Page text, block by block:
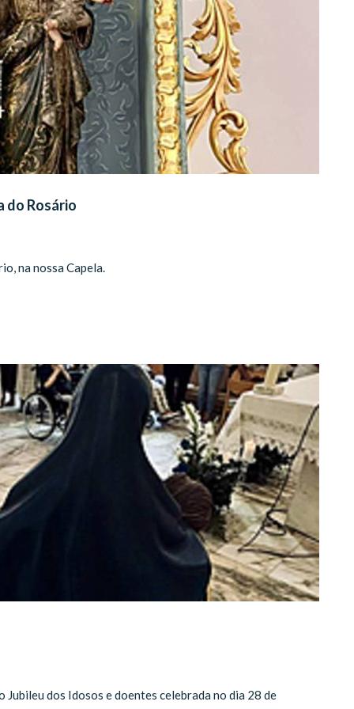
do Rosário
na nossa Capela.
Jubileu dos Idosos e doentes celebrada no dia 28 de